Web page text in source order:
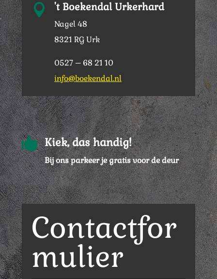
 't Boekendal Urkerhard
Nagel 48
8321 RG Urk
0527 – 68 21 10
info@boekendal.nl
 Kiek, das handig!
Bij ons parkeer je gratis voor de deur
Contactfor
mulier